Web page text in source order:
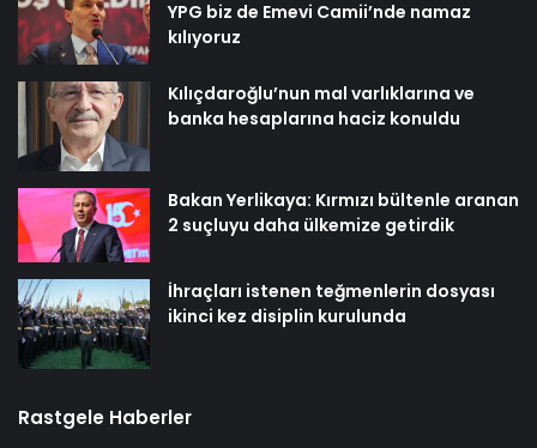
YPG biz de Emevi Camii’nde namaz
kılıyoruz
Kılıçdaroğlu’nun mal varlıklarına ve
banka hesaplarına haciz konuldu
Bakan Yerlikaya: Kırmızı bültenle aranan
2 suçluyu daha ülkemize getirdik
İhraçları istenen teğmenlerin dosyası
ikinci kez disiplin kurulunda
Rastgele Haberler